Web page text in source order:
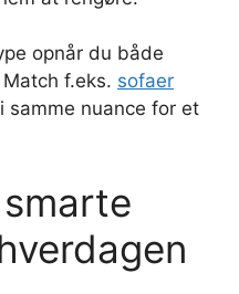
opnår du både
f.eks. sofaer
nuance for et